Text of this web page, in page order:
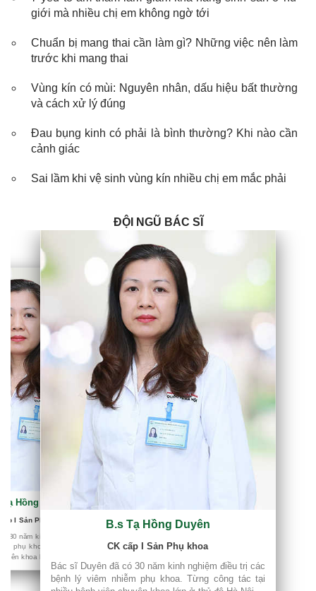
giới mà nhiều chị em không ngờ tới
Chuẩn bị mang thai cần làm gì? Những việc nên làm
trước khi mang thai
Vùng kín có mùi: Nguyên nhân, dấu hiệu bất thường
và cách xử lý đúng
Đau bụng kinh có phải là bình thường? Khi nào cần
cảnh giác
Sai lầm khi vệ sinh vùng kín nhiều chị em mắc phải
ĐỘI NGŨ BÁC SĨ
trị các
Hà Nội...
Tạ Hồng Duyên
I Sản Phụ khoa
30 năm kinh nghiệm điều trị các
phụ khoa. Từng công tác tại
khoa lớn ở thủ đô Hà Nội...
B.s Tạ Hồng Duyên
CK cấp I Sản Phụ khoa
Bác sĩ Duyên đã có 30 năm kinh nghiệm điều trị các
bệnh lý viêm nhiễm phụ khoa. Từng công tác tại